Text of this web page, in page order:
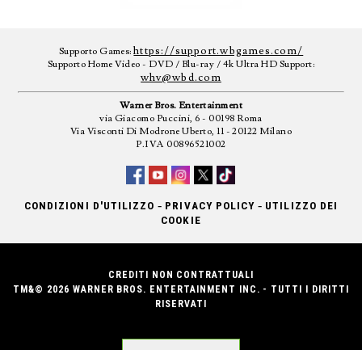
Supporto Games:https://support.wbgames.com/
Supporto Home Video - DVD / Blu-ray / 4k Ultra HD Support:
whv@wbd.com
Warner Bros. Entertainment
via Giacomo Puccini, 6 - 00198 Roma
Via Visconti Di Modrone Uberto, 11 - 20122 Milano
P.IVA 00896521002
CONDIZIONI D'UTILIZZO - PRIVACY POLICY - UTILIZZO DEI
COOKIE
CREDITI NON CONTRATTUALI
TM&© 2026 WARNER BROS. ENTERTAINMENT INC. - TUTTI I DIRITTI
RISERVATI